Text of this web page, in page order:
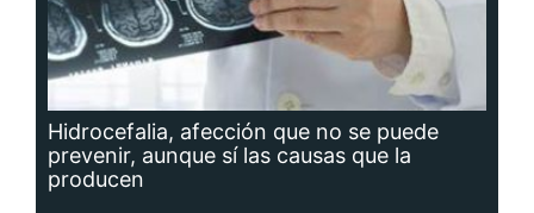
Hidrocefalia, afección que no se puede
prevenir, aunque sí las causas que la
producen